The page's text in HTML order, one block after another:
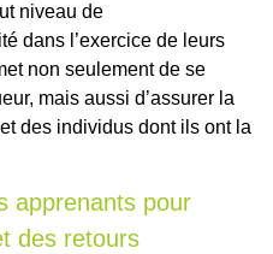
niveau de
dans l’exercice de leurs
non seulement de se
mais aussi d’assurer la
des individus dont ils ont la
apprenants pour
des retours